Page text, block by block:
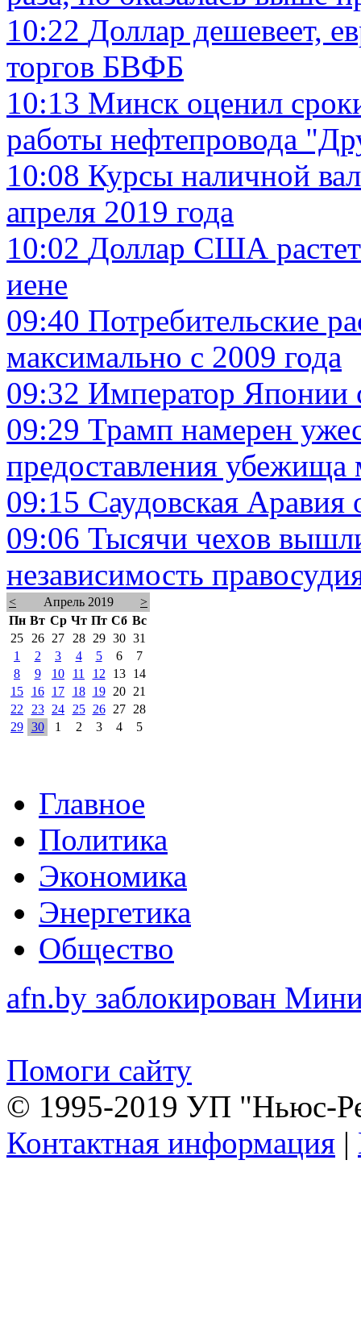
10:22 Доллар дешевеет,
торгов БВФБ
10:13 Минск оценил
работы нефтепровода
10:08 Курсы наличной
апреля 2019 года
10:02 Доллар США растет
иене
09:40 Потребительские
максимально с 2009 года
09:32 Император Японии
09:29 Трамп намерен
предоставления убежища
09:15 Саудовская
09:06 Тысячи чехов
независимость
< Апрель 2019
>
Пн Вт Ср Чт Пт Сб Вс
25
26 27 28 29 30 31
1
2 3 4 5 6
7
8
9 10 11 12 13
14
15
16 17 18 19 20
21
22
23 24 25 26 27
28
29 30 1 2 3 4 5
Главное
Политика
Экономика
Энергетика
Общество
afn.by заблокирован
Помоги сайту
© 1995-2019 УП "Ньюс-
Контактная информация |